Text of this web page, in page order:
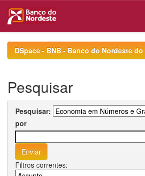
navigationDSpace - BNB - Banco do Nordeste
Pesquisar
Pesquisar:
por
Filtros correntes: